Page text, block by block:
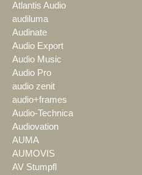
Atlantis Audio
audiluma
Audinate
Audio Export
Audio Music
Audio Pro
audio zenit
audio+frames
Audio-Technica
Audiovation
AUMA
AUMOVIS
AV Stumpfl